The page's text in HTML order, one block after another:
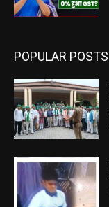
POPULAR POSTS